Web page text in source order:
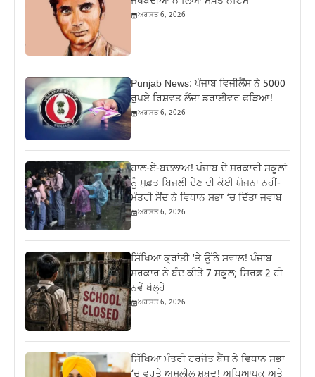
ਅਗਸਤ 6, 2026
Punjab News: ਪੰਜਾਬ ਵਿਜੀਲੈਂਸ ਨੇ 5000
ਰੁਪਏ ਰਿਸ਼ਵਤ ਲੈਂਦਾ ਡਰਾਈਵਰ ਫੜਿਆ!
ਅਗਸਤ 6, 2026
ਹਾਲ-ਏ-ਬਦਲਾਅ! ਪੰਜਾਬ ਦੇ ਸਰਕਾਰੀ ਸਕੂਲਾਂ
ਨੂੰ ਮੁਫ਼ਤ ਬਿਜਲੀ ਦੇਣ ਦੀ ਕੋਈ ਯੋਜਨਾ ਨਹੀਂ-
ਮੰਤਰੀ ਸੌਂਦ ਨੇ ਵਿਧਾਨ ਸਭਾ ‘ਚ ਦਿੱਤਾ ਜਵਾਬ
ਅਗਸਤ 6, 2026
ਸਿੱਖਿਆ ਕ੍ਰਾਂਤੀ ‘ਤੇ ਉੱਠੇ ਸਵਾਲ! ਪੰਜਾਬ
ਸਰਕਾਰ ਨੇ ਬੰਦ ਕੀਤੇ 7 ਸਕੂਲ; ਸਿਰਫ਼ 2 ਹੀ
ਨਵੇਂ ਖੋਲ੍ਹੇ
ਅਗਸਤ 6, 2026
ਸਿੱਖਿਆ ਮੰਤਰੀ ਹਰਜੋਤ ਬੈਂਸ ਨੇ ਵਿਧਾਨ ਸਭਾ